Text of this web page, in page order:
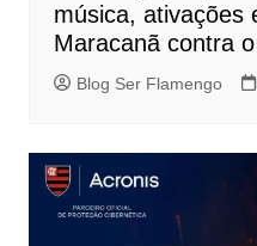
música, ativações
Maracanã contra
Blog Ser Flamengo